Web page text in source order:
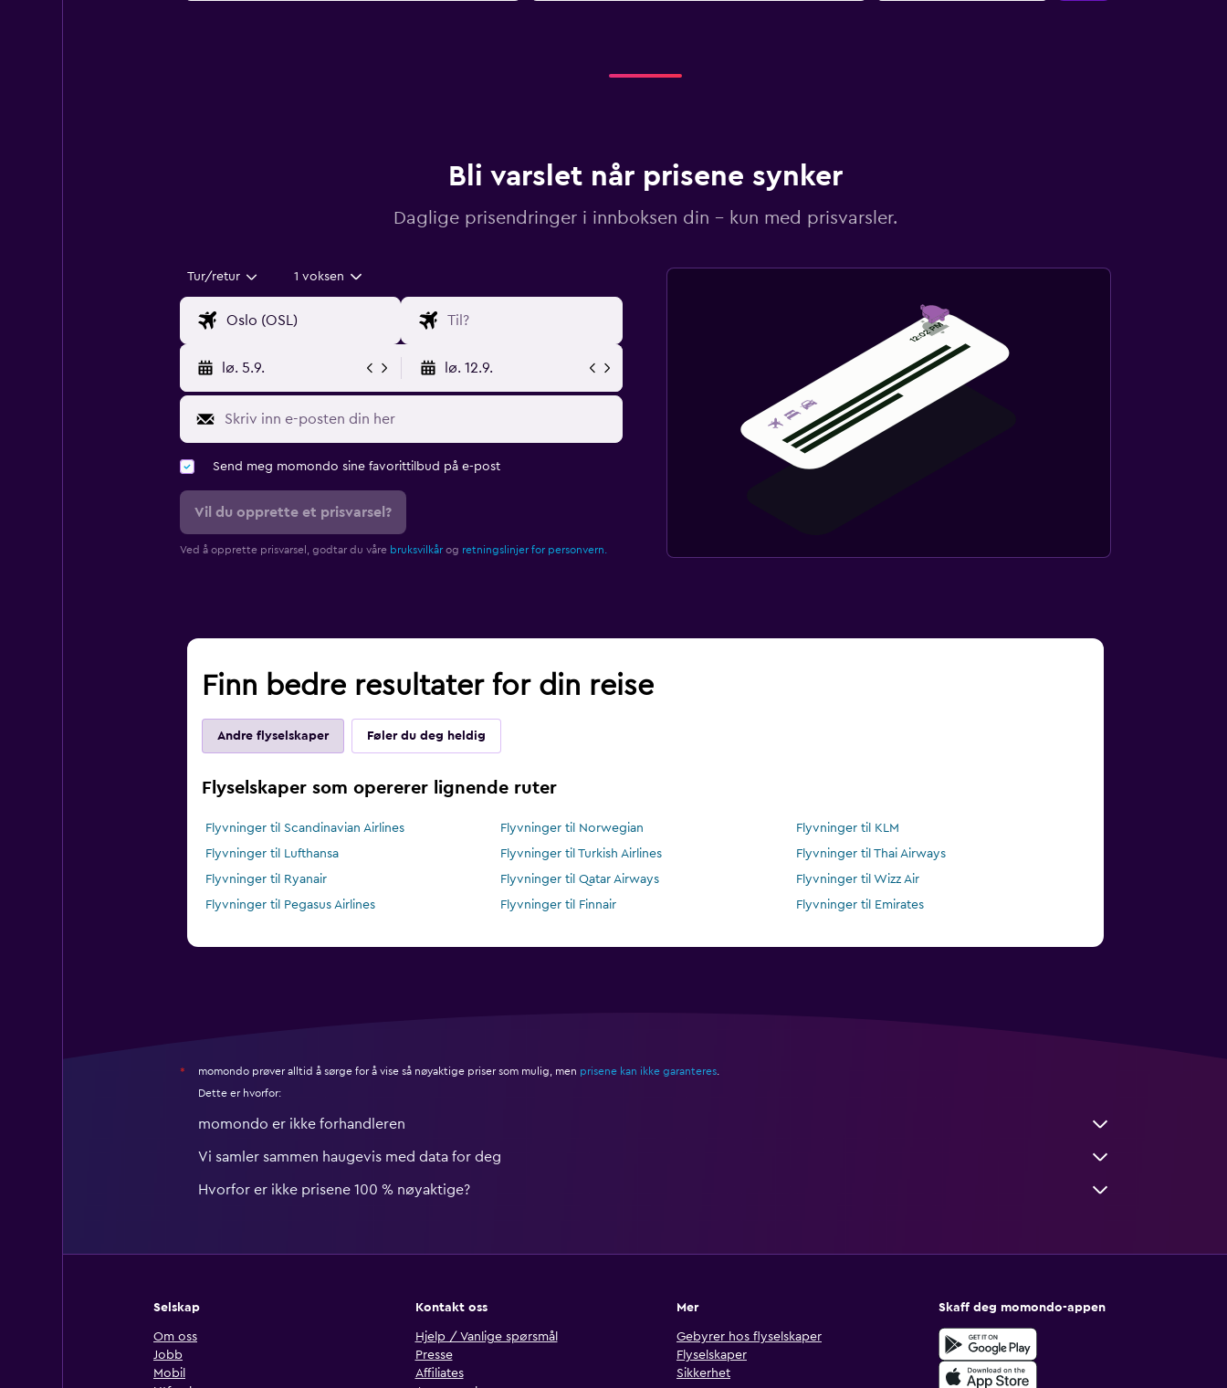
Bli varslet når prisene synker
Daglige prisendringer i innboksen din – kun med prisvarsler.
Tur/retur 1 voksen
lø. 5.9. lø. 12.9.
Send meg momondo sine favorittilbud på e-post
Vil du opprette et prisvarsel?
Ved å opprette prisvarsel, godtar du våre bruksvilkårog retningslinjer for personvern.
Finn bedre resultater for din reise
Andre flyselskaper Føler du deg heldig
Flyselskaper som opererer lignende ruter
Flyvninger til Scandinavian Airlines Flyvninger til Norwegian
Flyvninger til KLM
Flyvninger til Lufthansa
Flyvninger til Turkish Airlines
Flyvninger til Thai Airways
Flyvninger til Ryanair
Flyvninger til Qatar Airways
Flyvninger til Wizz Air
Flyvninger til Pegasus Airlines
Flyvninger til Finnair Flyvninger til Emirates
* momondo prøver alltid å sørge for å vise så nøyaktige priser som mulig, men prisene kan ikke garanteres.
Dette er hvorfor:
momondo er ikke forhandleren
Vi samler sammen haugevis med data for deg
Hvorfor er ikke prisene 100 % nøyaktige?
Selskap
Om oss
Jobb
Mobil
Kontakt oss
Hjelp / Vanlige spørsmål
Presse
Affiliates
Mer
Gebyrer hos flyselskaper
Flyselskaper
Sikkerhet
Skaff deg momondo-appen